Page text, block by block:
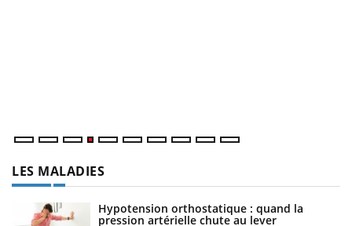
LES MALADIES
Hypotension orthostatique : quand la
pression artérielle chute au lever